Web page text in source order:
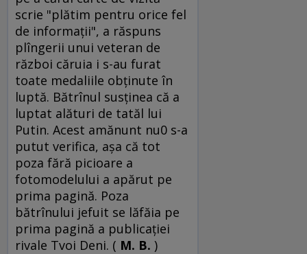
scrie "plătim pentru orice fel
de informaţii", a răspuns
plîngerii unui veteran de
război căruia i s-au furat
toate medaliile obţinute în
luptă. Bătrînul susţinea că a
luptat alături de tatăl lui
Putin. Acest amănunt nu0 s-a
putut verifica, aşa că tot
poza fără picioare a
fotomodelului a apărut pe
prima pagină. Poza
bătrînului jefuit se lăfăia pe
prima pagină a publicaţiei
rivale Tvoi Deni. ( M. B. )